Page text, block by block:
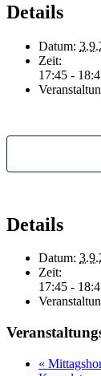
Details
Datum:
Zeit:
17:45 -
Details
Datum:
Zeit:
17:45 -
«